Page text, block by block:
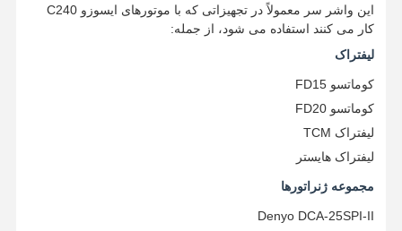
کنترل کیفیت
قطعات موتور بیل مکانیکی کوماتسو
قطعات موتور بیل مکانیکی میتسوبیشی
قطعات موتور کوبوتا
این واشر سر معمولاً در تجهیزاتی که با موتورهای ایسوزو C240 ​​
کار می کنند استفاده می شود، از جمله:
لیفتراک
کوماتسو FD15
کوماتسو FD20
لیفتراک TCM
لیفتراک هایستر
مجموعه ژنراتورها
Denyo DCA-25SPI-II